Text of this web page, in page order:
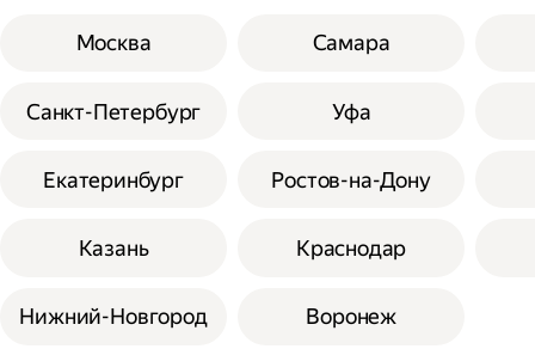
Москва
Санкт-Петербург
Екатеринбург
Казань
Нижний-Новгород
Самара
Уфа
Ростов-на-Дону
Краснодар
Воронеж